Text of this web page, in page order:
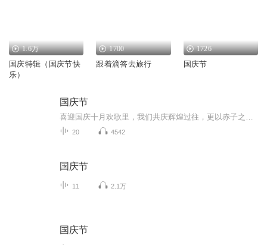
1.6万
国庆特辑（国庆节快
乐）
1700
跟着滴答去旅行
1726
国庆节
国庆节
20 4542
国庆节
11 2.1万
国庆节